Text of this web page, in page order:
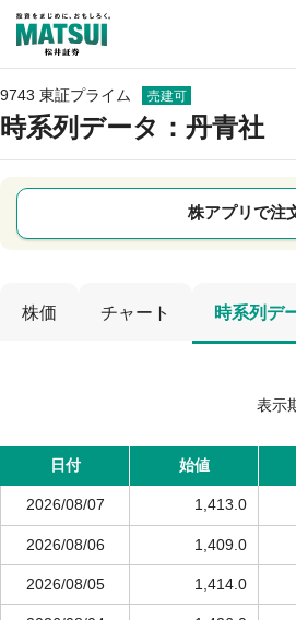
9743 東証プライム 売建可
時系列データ ：丹青社
株アプリで注
株価 チャート 時系列デ
表示
日付 始値
2026/08/07 1,413.0
2026/08/06 1,409.0
2026/08/05 1,414.0